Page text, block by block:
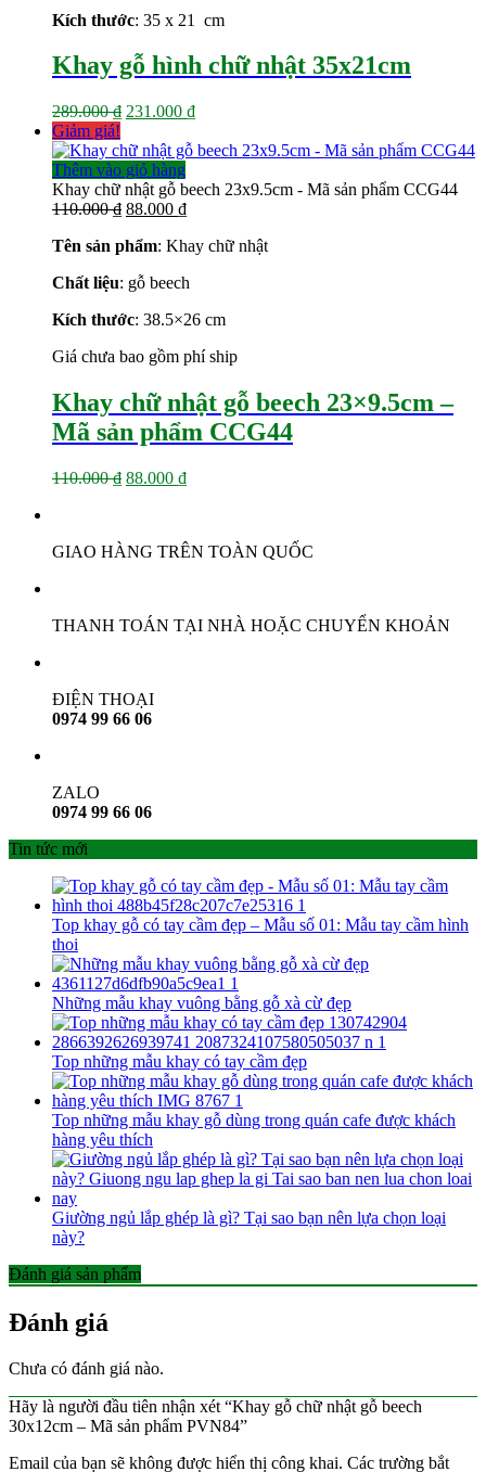
Kích thước: 35 x 21 cm
Khay gỗ hình chữ nhật 35x21cm
289.000₫ Giá
là:
289.000 ₫.
231.000 ₫Giá
tại
231.000 ₫.
Giảm giá!
Thêm vào giỏ hàng
Khay chữ nhật gỗ beech 23x9.5cm - Mã sản phẩm CCG44
110.000₫ Giá
là:
88.000 ₫Giá
tại
88.000 ₫.
Tên sản phẩm: Khay chữ nhật
Chất liệu: gỗ beech
Kích thước: 38.5×26 cm
Giá chưa bao gồm phí ship
Khay chữ nhật gỗ beech 23×9.5cm –
Mã sản phẩm CCG44
110.000₫ Giá
88.000 ₫Giá
88.000 ₫.
GIAO HÀNG TRÊN TOÀN QUỐC
THANH TOÁN TẠI NHÀ HOẶC CHUYỂN KHOẢN
ĐIỆN THOẠI
0974 99 66 06
ZALO
0974 99 66 06
Tin tức mới
Top khay gỗ có tay cầm đẹp – Mẫu số 01: Mẫu tay cầm hình
thoi
Những mẫu khay vuông bằng gỗ xà cừ đẹp
Top những mẫu khay có tay cầm đẹp
Top những mẫu khay gỗ dùng trong quán cafe được khách
hàng yêu thích
Giường ngủ lắp ghép là gì? Tại sao bạn nên lựa chọn loại
này?
Đánh giá sản phẩm
Đánh giá
Chưa có đánh giá nào.
Hãy là người đầu tiên nhận xét “Khay gỗ chữ nhật gỗ beech
30x12cm – Mã sản phẩm PVN84”
Email của bạn sẽ không được hiển thị công khai. Các trường bắt